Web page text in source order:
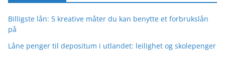
Billigste lån: 5 kreative måter du kan benytte et forbrukslån
på
Låne penger til depositum i utlandet: leilighet og skolepenger